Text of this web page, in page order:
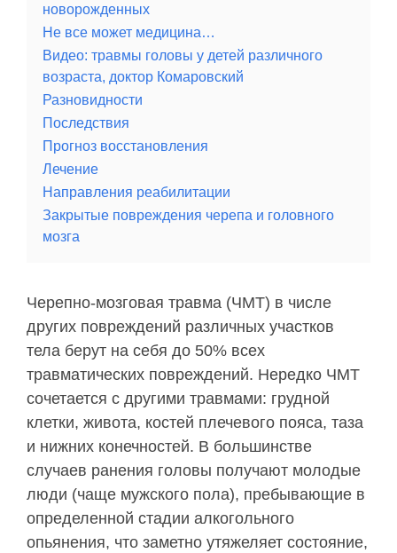
новорожденных
Не все может медицина…
Видео: травмы головы у детей различного
возраста, доктор Комаровский
Разновидности
Последствия
Прогноз восстановления
Лечение
Направления реабилитации
Закрытые повреждения черепа и головного
мозга
Черепно-мозговая травма (ЧМТ) в числе
других повреждений различных участков
тела берут на себя до 50% всех
травматических повреждений. Нередко ЧМТ
сочетается с другими травмами: грудной
клетки, живота, костей плечевого пояса, таза
и нижних конечностей. В большинстве
случаев ранения головы получают молодые
люди (чаще мужского пола), пребывающие в
определенной стадии алкогольного
опьянения, что заметно утяжеляет состояние,